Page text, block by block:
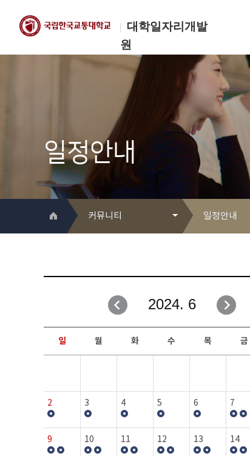
대학일자리개발
원
한국교통대학교
대학일자리개발원
일정안내
커뮤니티
취업성공지원과
창업지원·교육센터
현장실습/IPP사업단
커뮤니티
일정안내
자유게시판
일정안내
보도자료
행사갤러리
2024. 6
일 월 화 수 목 금
2 3 4 5 6 7
9 10 11 12 13 14